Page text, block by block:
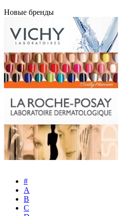
Новые бренды
#
A
B
C